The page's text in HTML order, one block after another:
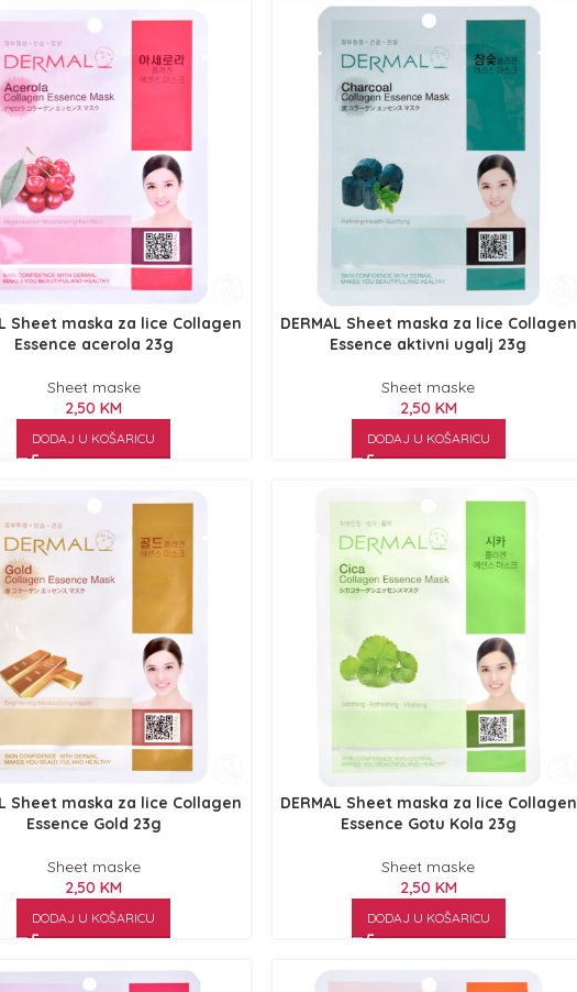
Sheet maska za lice Collagen
Essence acerola 23g
Sheet maske
2,50KM
DODAJ U KOŠARICU
DERMAL Sheet maska za lice Collagen
Essence aktivni ugalj 23g
Sheet maske
2,50 KM
DODAJ U KOŠARICU
Sheet maska za lice Collagen
Essence Gold 23g
Sheet maske
2,50KM
DODAJ U KOŠARICU
DERMAL Sheet maska za lice Collagen
Essence Gotu Kola 23g
Sheet maske
2,50 KM
DODAJ U KOŠARICU